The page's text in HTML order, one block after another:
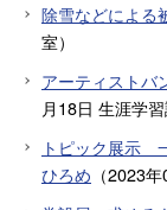
除雪などによる
室）
アーティストバ
月18日 生涯学
トピック展示
ひろめ （2023年